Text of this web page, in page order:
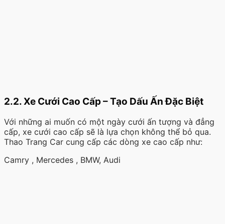
2.2. Xe Cưới Cao Cấp – Tạo Dấu Ấn Đặc Biệt
Với những ai muốn có một ngày cưới ấn tượng và đẳng
cấp, xe cưới cao cấp sẽ là lựa chọn không thể bỏ qua.
Thao Trang Car cung cấp các dòng xe cao cấp như:
Camry , Mercedes , BMW, Audi